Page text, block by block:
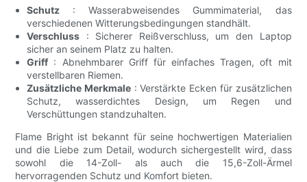
Schutz : Wasserabweisendes Gummimaterial, das
verschiedenen Witterungsbedingungen standhält.
Verschluss : Sicherer Reißverschluss, um den Laptop
sicher an seinem Platz zu halten.
Griff : Abnehmbarer Griff für einfaches Tragen, oft mit
verstellbaren Riemen.
Zusätzliche Merkmale: Verstärkte Ecken für zusätzlichen
Schutz, wasserdichtes Design, um Regen und
Verschüttungen standzuhalten.
Flame Bright ist bekannt für seine hochwertigen Materialien
und die Liebe zum Detail, wodurch sichergestellt wird, dass
sowohl die 14-Zoll- als auch die 15,6-Zoll-Ärmel
hervorragenden Schutz und Komfort bieten.